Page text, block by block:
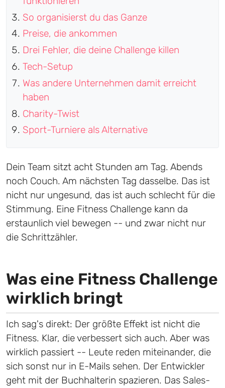
So organisierst du das Ganze
Preise, die ankommen
Drei Fehler, die deine Challenge killen
Tech-Setup
Was andere Unternehmen damit erreicht
haben
Charity-Twist
Sport-Turniere als Alternative
Dein Team sitzt acht Stunden am Tag. Abends
noch Couch. Am nächsten Tag dasselbe. Das ist
nicht nur ungesund, das ist auch schlecht für die
Stimmung. Eine Fitness Challenge kann da
erstaunlich viel bewegen -- und zwar nicht nur
die Schrittzähler.
Was eine Fitness Challenge
wirklich bringt
Ich sag's direkt: Der größte Effekt ist nicht die
Fitness. Klar, die verbessert sich auch. Aber was
wirklich passiert -- Leute reden miteinander, die
sich sonst nur in E-Mails sehen. Der Entwickler
geht mit der Buchhalterin spazieren. Das Sales-